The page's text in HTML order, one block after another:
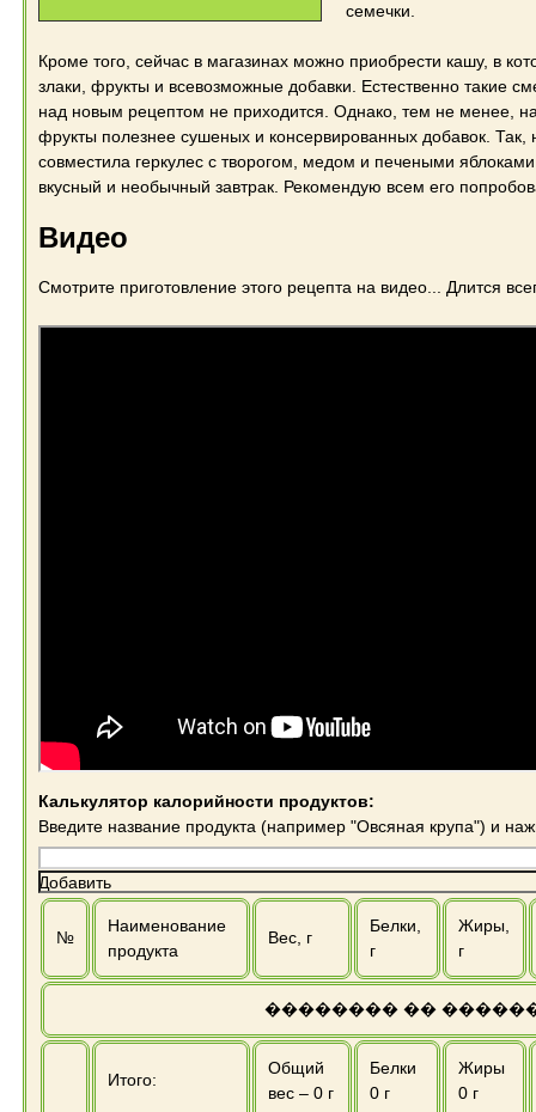
семечки.
Кроме того, сейчас в магазинах можно приобрести кашу, в
злаки, фрукты и всевозможные добавки. Естественно такие
над новым рецептом не приходится. Однако, тем не менее,
фрукты полезнее сушеных и консервированных добавок. Так,
совместила геркулес с творогом, медом и печеными
вкусный и необычный завтрак. Рекомендую всем его
Видео
Смотрите приготовление этого рецепта на видео... Длится
Калькулятор калорийности продуктов:
Введите название продукта (например "Овсяная крупа") и
Добавить
№
Наименование
продукта
Вес, г
Белки,
г
Жиры,
г
�������� ��
Итого:
Общий
вес – 0 г
Белки
0 г
Жиры
0 г